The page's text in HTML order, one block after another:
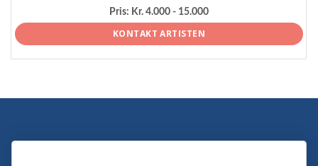
Pris: Kr. 4.000 - 15.000
KONTAKT ARTISTEN